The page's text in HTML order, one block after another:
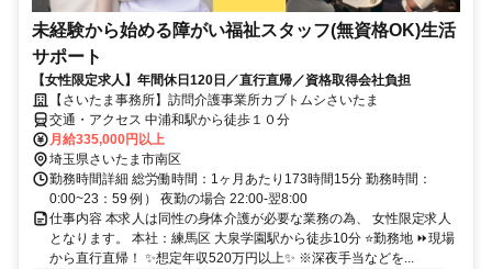
未経験から始める障がい福祉スタッフ(無資格OK)生活
サポート
【女性限定求人】年間休日120日／直行直帰／資格取得会社負担
【さいたま事務所】訪問介護事業所カブトムシさいたま
交通・アクセス 中浦和駅から徒歩１０分
月給335,000円以上
埼玉県さいたま市南区
勤務時間詳細 総労働時間：1ヶ月あたり173時間15分 勤務時間：
0:00~23：59 例） 夜勤の場合 22:00-翌8:00
仕事内容 本求人は同性の身体介護が必要な業務の為、 女性限定求人
となります。 本社：練馬区 大泉学園駅から徒歩10分 ⭐勤務地 ⏩現場
から直行直帰！ ✨想定年収520万円以上✨ ※深夜手当などを...